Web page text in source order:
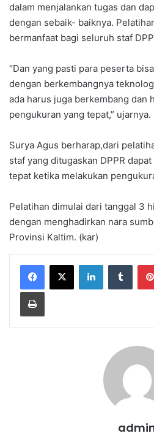
dalam menjalankan tugas dan
dengan sebaik- baiknya.
bermanfaat bagi seluruh staf
“Dan yang pasti para peserta
dengan berkembangnya
ada harus juga berkembang dan
pengukuran yang tepat,” ujarnya.
Surya Agus berharap,dari
staf yang ditugaskan DPPR
tepat ketika melakukan
Pelatihan dimulai dari tanggal 3
dengan menghadirkan nara
Provinsi Kaltim. (kar)